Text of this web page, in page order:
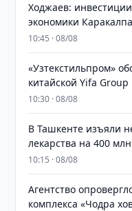
Ходжаев:
экономики
10:45 · 08/08
«Узтекстильпром»
китайской Yifa Group
10:30 · 08/08
​​​​​​​В Ташкенте изъяли
лекарства на 400
10:15 · 08/08
Агентство
комплекса «Чодра